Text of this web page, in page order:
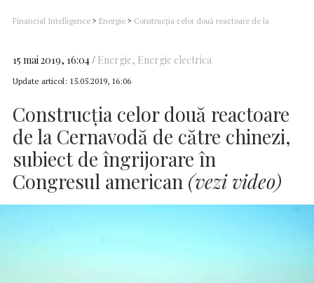
Financial Intelligence > Energie > Construcţia celor două reactoare de la
15 mai 2019, 16:04 Energie, Energie electrica
Update articol: 15.05.2019, 16:06
Construcţia celor două reactoare
de la Cernavodă de către chinezi,
subiect de îngrijorare în
Congresul american (vezi video)